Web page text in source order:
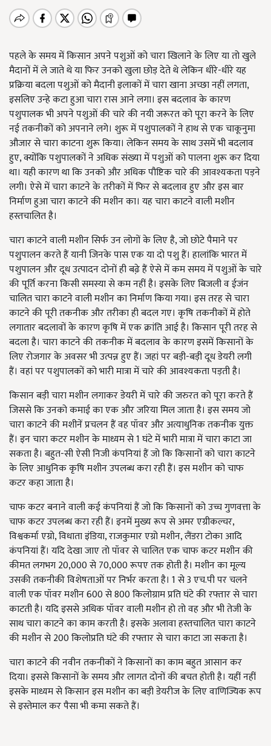
पहले के समय में किसान अपने पशुओं को चारा खिलाने के लिए या तो खुले
मैदानों में ले जाते थे या फिर उनको खुला छोड़ देते थे लेकिन धीरे-धीरे यह
प्रक्रिया बदला पशुओं को मैदानी इलाकों में चारा खाना अच्छा नहीं लगता,
इसलिए उन्हे कटा हुआ चारा रास आने लगा। इस बदलाव के कारण
पशुपालक भी अपने पशुओं की चारे की नयी जरूरत को पूरा करने के लिए
नई तकनीकों को अपनाने लगे। शुरू में पशुपालकों ने हाथ से एक चाकूनुमा
औजार से चारा काटना शुरू किया। लेकिन समय के साथ उसमें भी बदलाव
हुए, क्योंकि पशुपालकों ने अधिक संख्या में पशुओं को पालना शुरू कर दिया
था। यही कारण था कि उनको और अधिक पौष्टिक चारे की आवश्यकता पड़ने
लगी। ऐसे में चारा काटने के तरीकों में फिर से बदलाव हुए और इस बार
निर्माण हुआ चारा काटने की मशीन का। यह चारा काटने वाली मशीन
हस्तचालित है।
चारा काटने वाली मशीन सिर्फ उन लोगों के लिए है, जो छोटे पैमाने पर
पशुपालन करते हैं यानी जिनके पास एक या दो पशु हैं। हालांकि भारत में
पशुपालन और दूध उत्पादन दोनों ही बढे़ हैं ऐसे में कम समय में पशुओं के चारे
की पूर्ति करना किसी समस्या से कम नहीं है। इसके लिए बिजली व ईजंन
चालित चारा काटने वाली मशीन का निर्माण किया गया। इस तरह से चारा
काटने की पूरी तकनीक और तरीका ही बदल गए। कृषि तकनीकों में होते
लगातार बदलावों के कारण कृषि में एक क्रांति आई है। किसान पूरी तरह से
बदला है। चारा काटने की तकनीक में बदलाव के कारण इसमें किसानों के
लिए रोजगार के अवसर भी उत्पन्न हुए हैं। जहां पर बड़ी-बड़ी दूध डेयरी लगी
हैं। वहां पर पशुपालकों को भारी मात्रा में चारे की आवश्यकता पड़ती है।
किसान बड़ी चारा मशीन लगाकर डेयरी में चारे की जरुरत को पूरा करते हैं
जिससे कि उनको कमाई का एक और जरिया मिल जाता है। इस समय जो
चारा काटने की मशीनें प्रचलन हैं वह पॉवर और अत्याधुनिक तकनीक युक्त
हैं। इन चारा कटर मशीन के माध्यम से 1 घंटे में भारी मात्रा में चारा काटा जा
सकता है। बहुत-सी ऐसी निजी कंपनियां हैं जो कि किसानों को चारा काटने
के लिए आधुनिक कृषि मशीन उपलब्ध करा रही हैं। इस मशीन को चाफ
कटर कहा जाता है।
चाफ कटर बनाने वाली कई कंपनियां हैं जो कि किसानों को उच्च गुणवत्ता के
चाफ कटर उपलब्ध करा रही हैं। इनमें मुख्य रूप से अमर एग्रीकल्चर,
विश्वकर्मा एग्रो, विधाता इंडिया, राजकुमार एग्रो मशीन, लैंडरा टोका आदि
कंपनियां हैं। यदि देखा जाए तो पॉवर से चालित एक चाफ कटर मशीन की
कीमत लगभग 20,000 से 70,000 रूपए तक होती है। मशीन का मूल्य
उसकी तकनीकी विशेषताओं पर निर्भर करता है। 1 से 3 एच.पी पर चलने
वाली एक पॉवर मशीन 600 से 800 किलोग्राम प्रति घंटे की रफ्तार से चारा
काटती है। यदि इससे अधिक पॉवर वाली मशीन हो तो वह और भी तेजी के
साथ चारा काटने का काम करती है। इसके अलावा हस्तचालित चारा काटने
की मशीन से 200 किलोप्रति घंटे की रफ्तार से चारा काटा जा सकता है।
चारा काटने की नवीन तकनीकों ने किसानों का काम बहुत आसान कर
दिया। इससे किसानों के समय और लागत दोनों की बचत होती है। यहीं नहीं
इसके माध्यम से किसान इस मशीन का बड़ी डेयरीज के लिए वाणिज्यिक रूप
से इस्तेमाल कर पैसा भी कमा सकते हैं।